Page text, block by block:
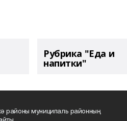
Рубрика "Еда и
напитки"
районы муниципаль районның